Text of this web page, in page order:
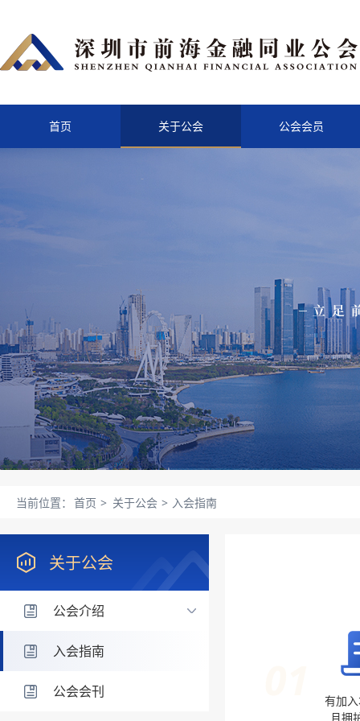
首页 关于公会 公会会员
当前位置： 首页 > 关于公会 > 入会指南
关于公会
公会介绍
入会指南
公会会刊
有加
且拥